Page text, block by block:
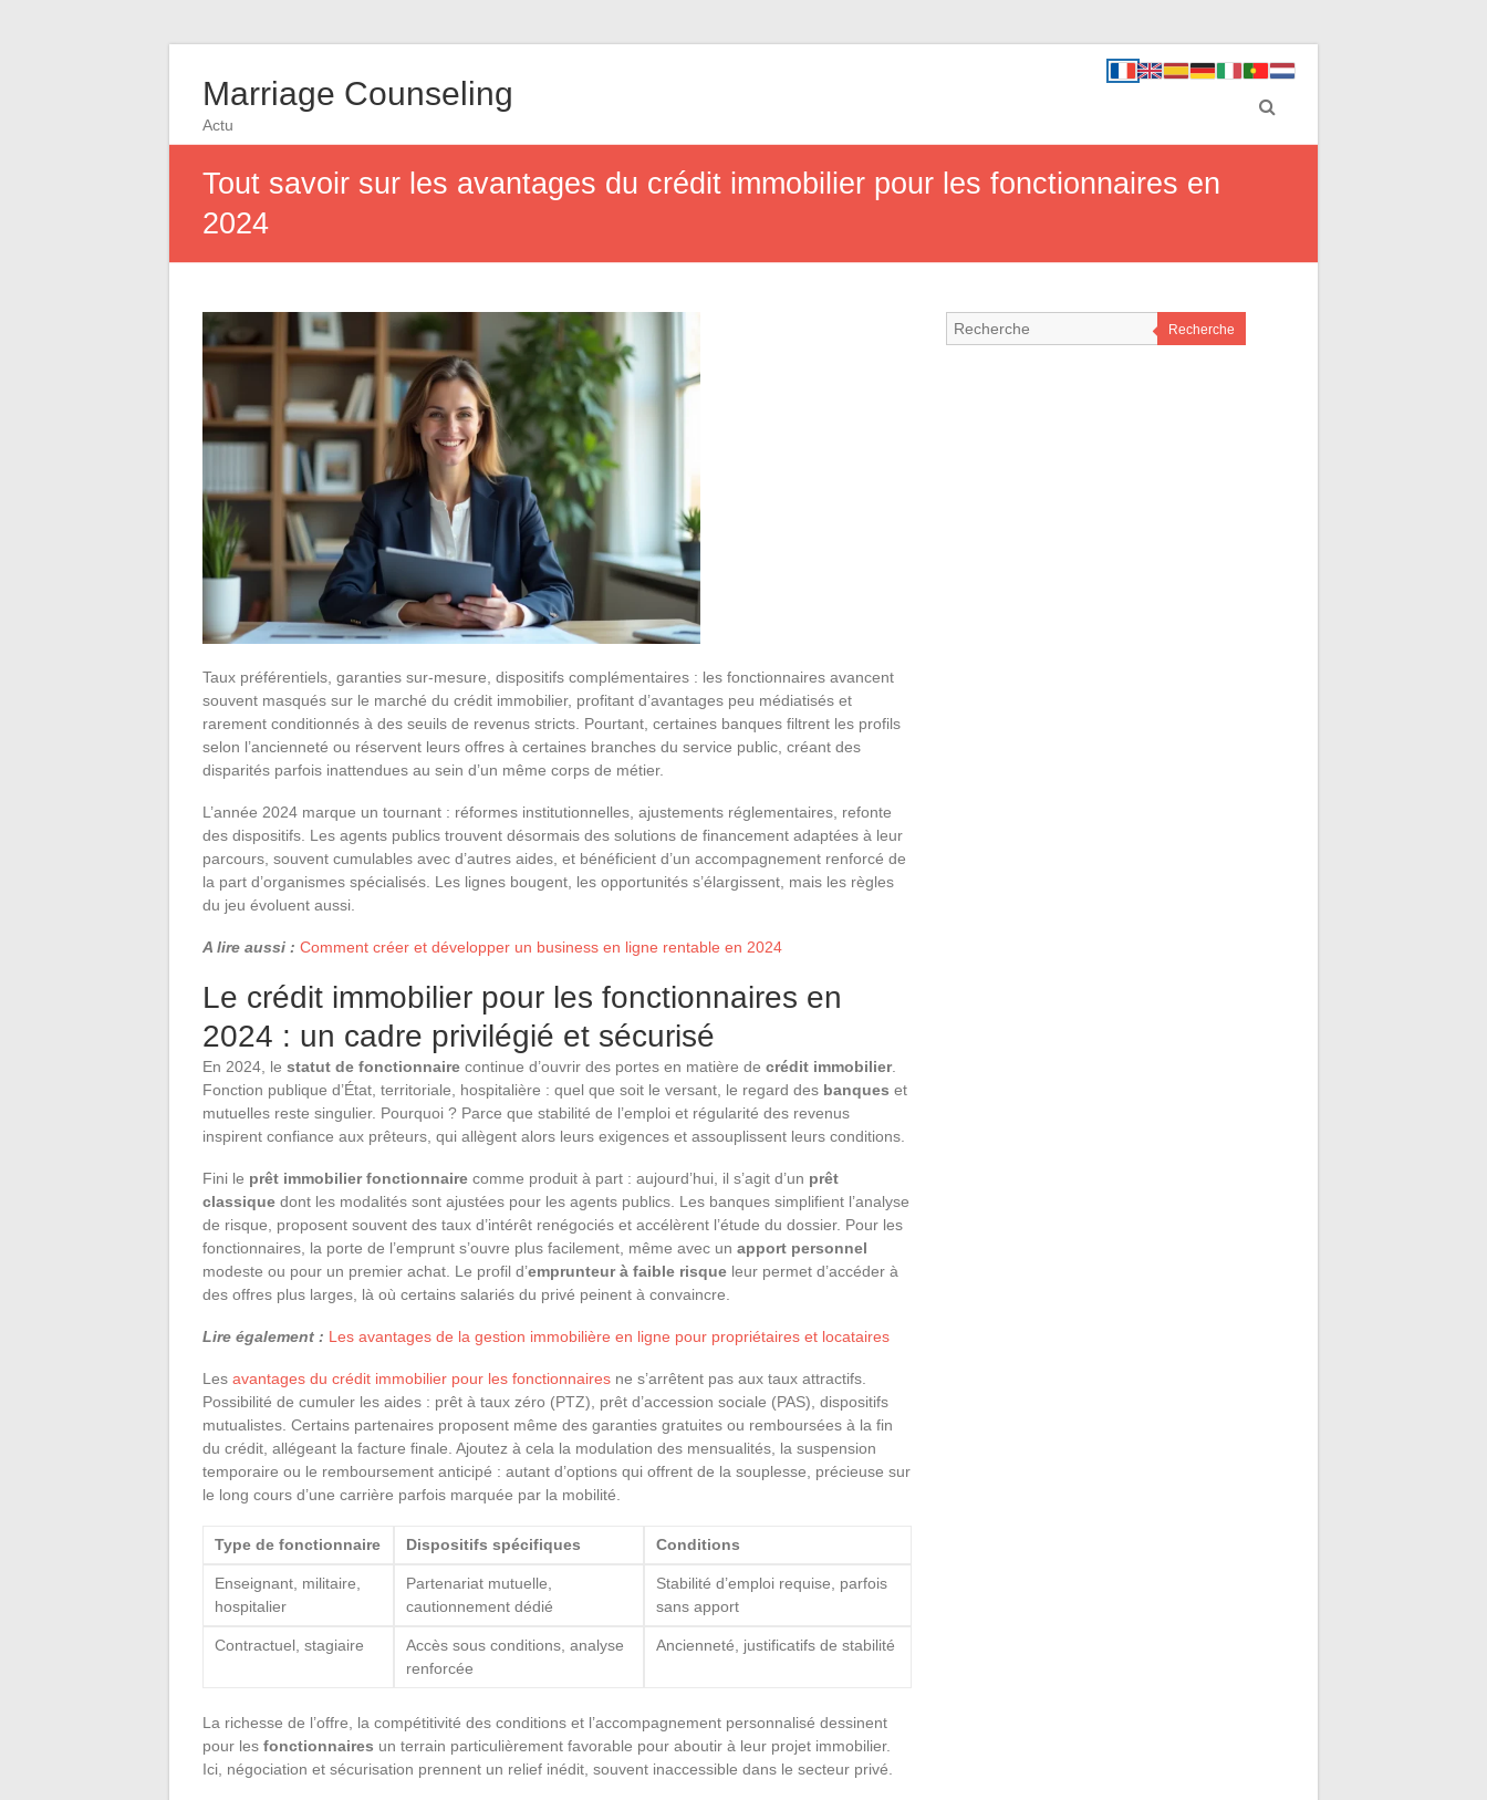
Marriage Counseling
Actu
Tout savoir sur les avantages du crédit immobilier pour les fonctionnaires en
2024
Taux préférentiels, garanties sur-mesure, dispositifs complémentaires : les fonctionnaires avancent
souvent masqués sur le marché du crédit immobilier, profitant d’avantages peu médiatisés et
rarement conditionnés à des seuils de revenus stricts. Pourtant, certaines banques filtrent les profils
selon l’ancienneté ou réservent leurs offres à certaines branches du service public, créant des
disparités parfois inattendues au sein d’un même corps de métier.
L’année 2024 marque un tournant : réformes institutionnelles, ajustements réglementaires, refonte
des dispositifs. Les agents publics trouvent désormais des solutions de financement adaptées à leur
parcours, souvent cumulables avec d’autres aides, et bénéficient d’un accompagnement renforcé de
la part d’organismes spécialisés. Les lignes bougent, les opportunités s’élargissent, mais les règles
du jeu évoluent aussi.
A lire aussi : Comment créer et développer un business en ligne rentable en 2024
Le crédit immobilier pour les fonctionnaires en
2024 : un cadre privilégié et sécurisé
En 2024, le statut de fonctionnaire continue d’ouvrir des portes en matière de crédit immobilier.
Fonction publique d’État, territoriale, hospitalière : quel que soit le versant, le regard des banques et
mutuelles reste singulier. Pourquoi ? Parce que stabilité de l’emploi et régularité des revenus
inspirent confiance aux prêteurs, qui allègent alors leurs exigences et assouplissent leurs conditions.
Fini le prêt immobilier fonctionnaire comme produit à part : aujourd’hui, il s’agit d’un prêt
classique dont les modalités sont ajustées pour les agents publics. Les banques simplifient l’analyse
de risque, proposent souvent des taux d’intérêt renégociés et accélèrent l’étude du dossier. Pour les
fonctionnaires, la porte de l’emprunt s’ouvre plus facilement, même avec un apport personnel
modeste ou pour un premier achat. Le profil d’emprunteur à faible risque leur permet d’accéder à
des offres plus larges, là où certains salariés du privé peinent à convaincre.
Lire également : Les avantages de la gestion immobilière en ligne pour propriétaires et locataires
Les avantages du crédit immobilier pour les fonctionnaires ne s’arrêtent pas aux taux attractifs.
Possibilité de cumuler les aides : prêt à taux zéro (PTZ), prêt d’accession sociale (PAS), dispositifs
mutualistes. Certains partenaires proposent même des garanties gratuites ou remboursées à la fin
du crédit, allégeant la facture finale. Ajoutez à cela la modulation des mensualités, la suspension
temporaire ou le remboursement anticipé : autant d’options qui offrent de la souplesse, précieuse sur
le long cours d’une carrière parfois marquée par la mobilité.
Type de fonctionnaire Dispositifs spécifiques Conditions
Enseignant, militaire,
hospitalier
Partenariat mutuelle,
cautionnement dédié
Stabilité d’emploi requise, parfois
sans apport
Contractuel, stagiaire
Accès sous conditions, analyse
renforcée
Ancienneté, justificatifs de stabilité
La richesse de l’offre, la compétitivité des conditions et l’accompagnement personnalisé dessinent
pour les fonctionnaires un terrain particulièrement favorable pour aboutir à leur projet immobilier.
Ici, négociation et sécurisation prennent un relief inédit, souvent inaccessible dans le secteur privé.
Recherche